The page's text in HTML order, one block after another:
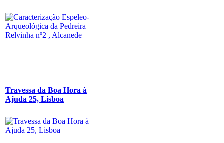
Travessa da Boa Hora à
Ajuda 25, Lisboa